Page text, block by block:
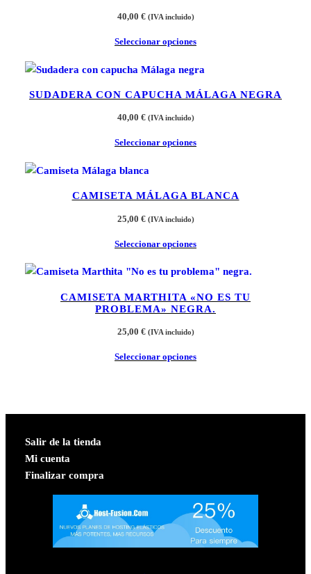
40,00 € (IVA incluido)
Seleccionar opciones
SUDADERA CON CAPUCHA MÁLAGA NEGRA
40,00 € (IVA incluido)
Seleccionar opciones
CAMISETA MÁLAGA BLANCA
25,00 € (IVA incluido)
Seleccionar opciones
CAMISETA MARTHITA «NO ES TU
PROBLEMA» NEGRA.
25,00 € (IVA incluido)
Seleccionar opciones
Salir de la tienda
Mi cuenta
Finalizar compra